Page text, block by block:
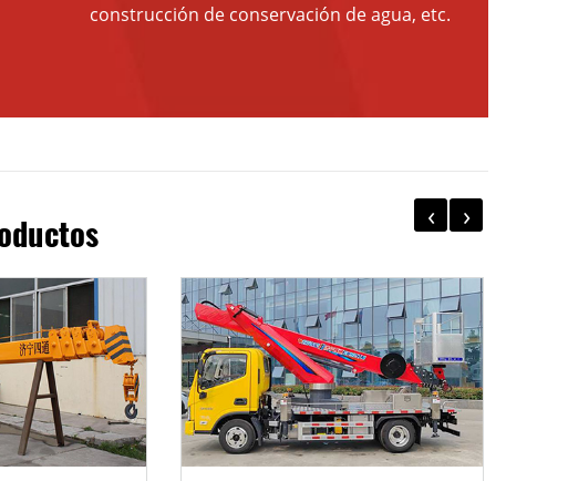
construcción de conservación de agua, etc.
‹ ›